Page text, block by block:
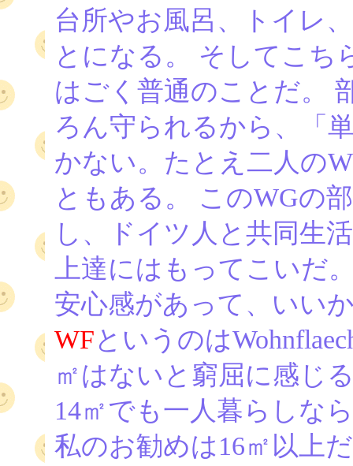
台所やお風呂、トイレ
とになる。 そしてこち
はごく普通のことだ。
ろん守られるから、「
かない。たとえ二人の
ともある。 このWGの
し、ドイツ人と共同生
上達にはもってこいだ
安心感があって、いい
WFというのは
㎡はないと窮屈に感じ
14㎡でも一人暮らしな
私のお勧めは16㎡以上